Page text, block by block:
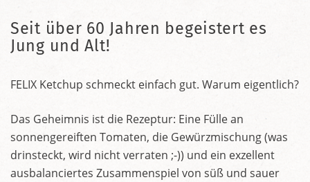
Seit über 60 Jahren begeistert es
Jung und Alt!
FELIX Ketchup schmeckt einfach gut. Warum eigentlich?
Das Geheimnis ist die Rezeptur: Eine Fülle an
sonnengereiften Tomaten, die Gewürzmischung (was
drinsteckt, wird nicht verraten ;-)) und ein exzellent
ausbalanciertes Zusammenspiel von süß und sauer